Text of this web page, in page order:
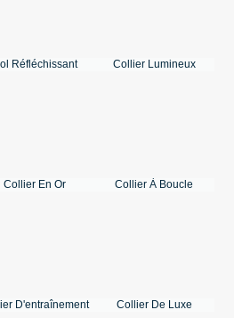
Réfléchissant Collier Lumineux
Collier En Or Collier À Boucle
D'entraînement Collier De Luxe